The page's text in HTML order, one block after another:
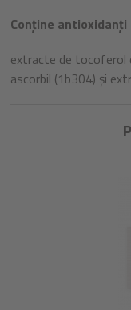
Conține
extracte de tocoferol
ascorbil (1b304) și